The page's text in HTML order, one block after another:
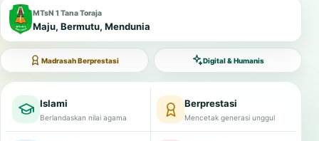
MTsN 1 Tana Toraja
Maju, Bermutu, Mendunia
Madrasah Berprestasi Digital & Humanis
Islami
Berlandaskan nilai agama
Berprestasi
Mencetak generasi unggul